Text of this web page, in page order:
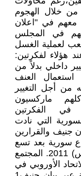
أيديهم من خلال الهجوم
معهم في "اعلان
معهم في المجلس
الصعب لعملية الغسل
هؤلاء لفكرتين:
داخلي بدلاً من
استعمال العنف
من أجل التغيير
كلهم ماركسيون
في الفكرتين
التي نادت
جنيف والقرارين
ارجاع سورية بعد تسع
سنوات عاصفة إلى يوم 17 آذار (مارس) 2011. المجتمع
الأوروبي في